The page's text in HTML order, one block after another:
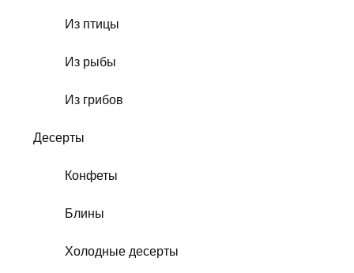
Из птицы
Из рыбы
Из грибов
Десерты
Конфеты
Блины
Холодные десерты